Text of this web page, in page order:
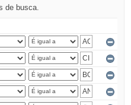
de busca.